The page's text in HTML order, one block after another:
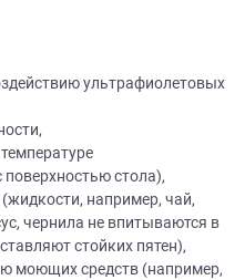
ультрафиолетовых
стола),
например, чай,
чернила не впитываются в
стойких пятен),
моющих средств (например,